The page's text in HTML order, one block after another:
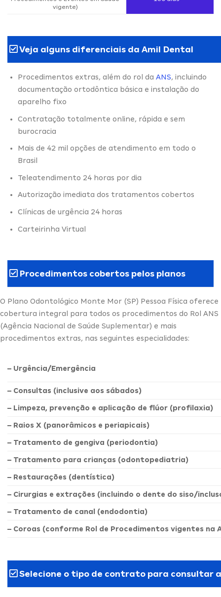
vigente)
Veja alguns diferenciais da Amil Dental
Procedimentos extras, além do rol da ANS, incluindo
documentação ortodôntica básica e instalação do
aparelho fixo
Contratação totalmente online, rápida e sem
burocracia
Mais de 42 mil opções de atendimento em todo o
Brasil
Teleatendimento 24 horas por dia
Autorização imediata dos tratamentos cobertos
Clínicas de urgência 24 horas
Carteirinha Virtual
Procedimentos cobertos pelos planos
O Plano Odontológico Monte Mor (SP) Pessoa Física oferece
cobertura integral para todos os procedimentos do Rol ANS
(Agência Nacional de Saúde Suplementar) e mais
procedimentos extras, nas seguintes especialidades:
– Urgência/Emergência
– Consultas (inclusive aos sábados)
– Limpeza, prevenção e aplicação de flúor (profilaxia)
– Raios X (panorâmicos e periapicais)
– Tratamento de gengiva (periodontia)
– Tratamento para crianças (odontopediatria)
– Restaurações (dentística)
– Cirurgias e extrações (incluindo o dente do siso/
– Tratamento de canal (endodontia)
– Coroas (conforme Rol de Procedimentos vigentes na
Selecione o tipo de contrato para consultar